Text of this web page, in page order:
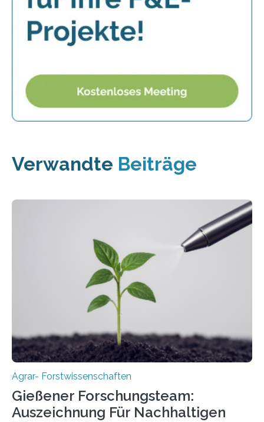
Verwandte Beiträge
Agrar- Forstwissenschaften
Gießener Forschungsteam:
Auszeichnung Für Nachhaltigen